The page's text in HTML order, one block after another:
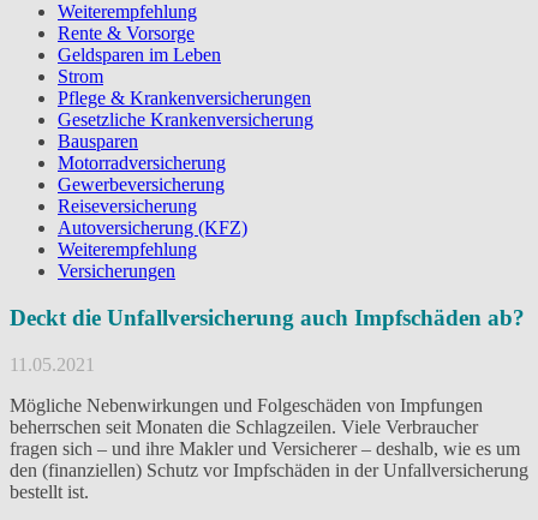
Weiterempfehlung
Rente & Vorsorge
Geldsparen im Leben
Strom
Pflege & Krankenversicherungen
Gesetzliche Krankenversicherung
Bausparen
Motorradversicherung
Gewerbeversicherung
Reiseversicherung
Autoversicherung (KFZ)
Weiterempfehlung
Versicherungen
Deckt die Unfallversicherung auch Impfschäden ab?
11.05.2021
Mögliche Nebenwirkungen und Folgeschäden von Impfungen
beherrschen seit Monaten die Schlagzeilen. Viele Verbraucher
fragen sich – und ihre Makler und Versicherer – deshalb, wie es um
den (finanziellen) Schutz vor Impfschäden in der Unfallversicherung
bestellt ist.